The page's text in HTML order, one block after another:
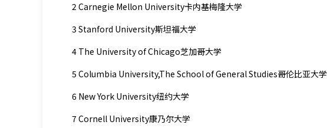
2 Carnegie Mellon University卡内基梅隆大学
3 Stanford University斯坦福大学
4 The University of Chicago芝加哥大学
5 Columbia University,The School of General Studies哥伦比亚大学
6 New York University纽约大学
7 Cornell University康乃尔大学